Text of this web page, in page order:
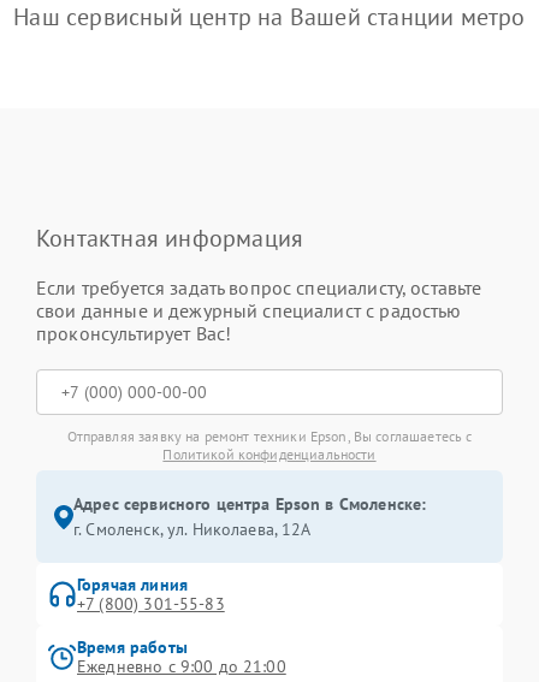
Наш сервисный центр на Вашей станции метро
Контактная информация
Если требуется задать вопрос специалисту, оставьте
свои данные и дежурный специалист с радостью
проконсультирует Вас!
Отправляя заявку на ремонт техники Epson, Вы соглашаетесь с
Политикой конфиденциальности
Адрес сервисного центра Epson в Смоленске:
г. Смоленск, ул. Николаева, 12А
Горячая линия
+7 (800) 301-55-83
Время работы
Ежедневно с 9:00 до 21:00